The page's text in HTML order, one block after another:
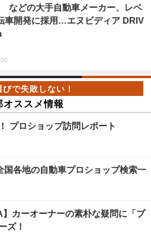
などの大手自動車メーカー、レベ
車開発に採用…エヌビディア DRIV
オススメ情報
プロショップ訪問レポート
各地の自動車プロショップ検索一
】カーオーナーの素朴な疑問に「プ
ズ！